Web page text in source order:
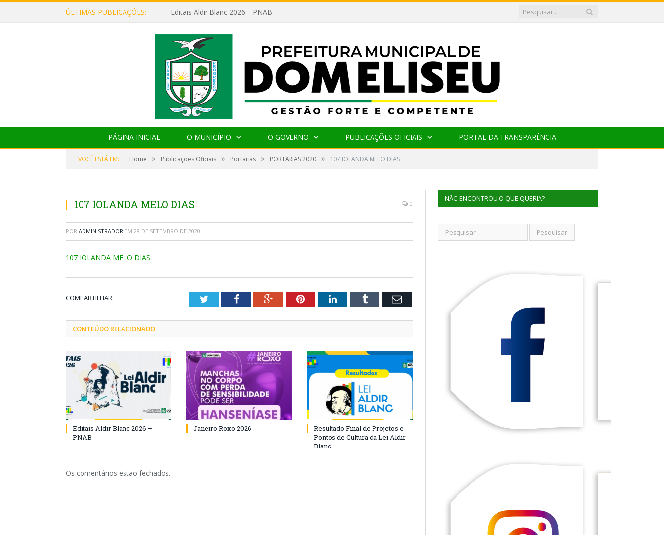
ÚLTIMAS PUBLICAÇÕES: Editais Aldir Blanc 2026 – PNAB
PÁGINA INICIAL O MUNICÍPIO O GOVERNO PUBLICAÇÕES OFICIAIS PORTAL DA TRANSPARÊNCIA
VOCÊ ESTÁ EM: Home » Publicações Oficiais » Portarias » PORTARIAS 2020 » 107 IOLANDA MELO DIAS
107 IOLANDA MELO DIAS 0
POR ADMINISTRADOR EM 28 DE SETEMBRO DE 2020
107 IOLANDA MELO DIAS
COMPARTILHAR: TwitterFacebookGoogle+PinterestLinkedInTumblr Email
CONTEÚDO RELACIONADO
Editais Aldir Blanc 2026 –
PNAB
Janeiro Roxo 2026
Resultado Final de Projetos e
Pontos de Cultura da Lei Aldir
Blanc
Os comentários estão fechados.
NÃO ENCONTROU O QUE QUERIA?